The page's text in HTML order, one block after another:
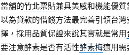
當舖的竹北票貼兼具美感和機能優
以為貸款的借錢方法最完善引領台灣
擇，採用品質保證來說其實就是常用
要注意酵素是否有活性酵素梅適用需